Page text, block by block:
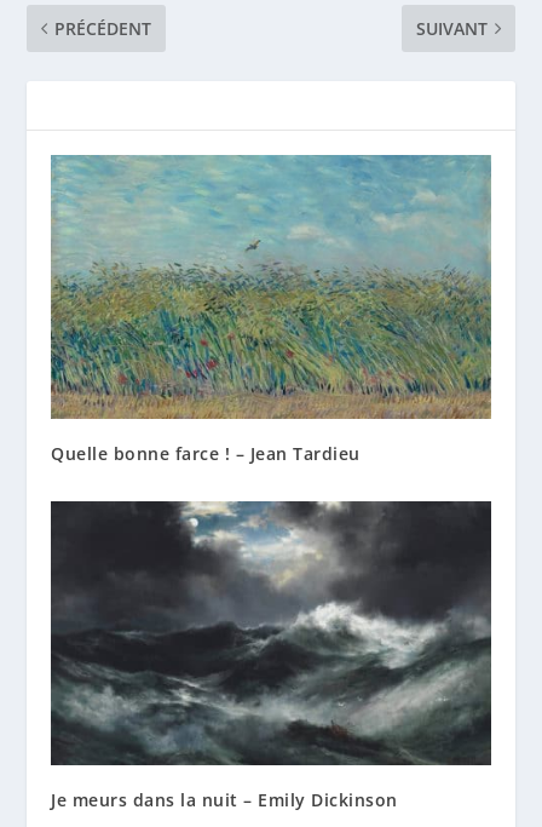
PRÉCÉDENT
SUIVANT
Quelle bonne farce ! – Jean Tardieu
Je meurs dans la nuit – Emily Dickinson